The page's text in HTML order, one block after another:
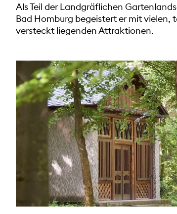
Als Teil der Landgräflichen
Bad Homburg begeistert er mit vielen,
versteckt liegenden Attraktionen.